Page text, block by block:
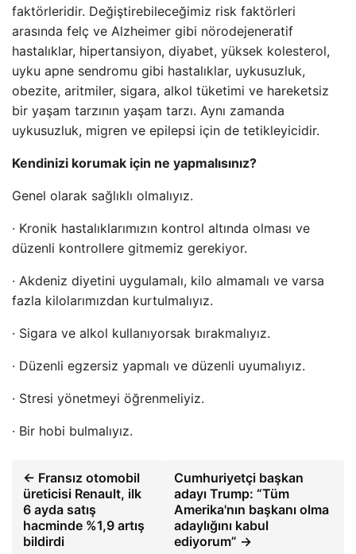
faktörleridir. Değiştirebileceğimiz risk faktörleri
arasında felç ve Alzheimer gibi nörodejeneratif
hastalıklar, hipertansiyon, diyabet, yüksek kolesterol,
uyku apne sendromu gibi hastalıklar, uykusuzluk,
obezite, aritmiler, sigara, alkol tüketimi ve hareketsiz
bir yaşam tarzının yaşam tarzı. Aynı zamanda
uykusuzluk, migren ve epilepsi için de tetikleyicidir.
Kendinizi korumak için ne yapmalısınız?
Genel olarak sağlıklı olmalıyız.
· Kronik hastalıklarımızın kontrol altında olması ve
düzenli kontrollere gitmemiz gerekiyor.
· Akdeniz diyetini uygulamalı, kilo almamalı ve varsa
fazla kilolarımızdan kurtulmalıyız.
· Sigara ve alkol kullanıyorsak bırakmalıyız.
· Düzenli egzersiz yapmalı ve düzenli uyumalıyız.
· Stresi yönetmeyi öğrenmeliyiz.
· Bir hobi bulmalıyız.
← Fransız otomobil
üreticisi Renault, ilk
6 ayda satış
hacminde %1,9 artış
bildirdi
Cumhuriyetçi başkan
adayı Trump: “Tüm
Amerika'nın başkanı olma
adaylığını kabul
ediyorum” →